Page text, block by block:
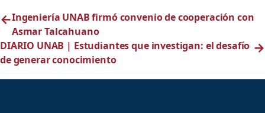
←Ingeniería UNAB firmó convenio de cooperación con
Asmar Talcahuano
DIARIO UNAB | Estudiantes que investigan: el desafío
de generar conocimiento
→